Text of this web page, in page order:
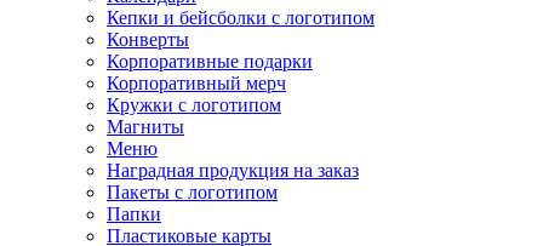
Кепки и бейсболки с логотипом
Конверты
Корпоративные подарки
Корпоративный мерч
Кружки с логотипом
Магниты
Меню
Наградная продукция на заказ
Пакеты с логотипом
Папки
Пластиковые карты